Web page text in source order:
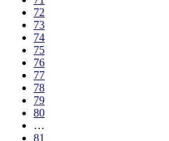
72
73
74
75
76
77
78
79
80
…
81